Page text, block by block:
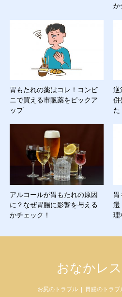
か
胃もたれの薬はコレ！コンビ
ニで買える市販薬をピックア
ップ
逆
併
た
アルコールが胃もたれの原因
に？なぜ胃腸に影響を与える
かチェック！
選
理
おなかレ
お尻のトラブル 胃腸のトラブ